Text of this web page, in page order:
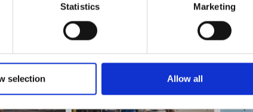
Statistics Marketing
selection Allow all